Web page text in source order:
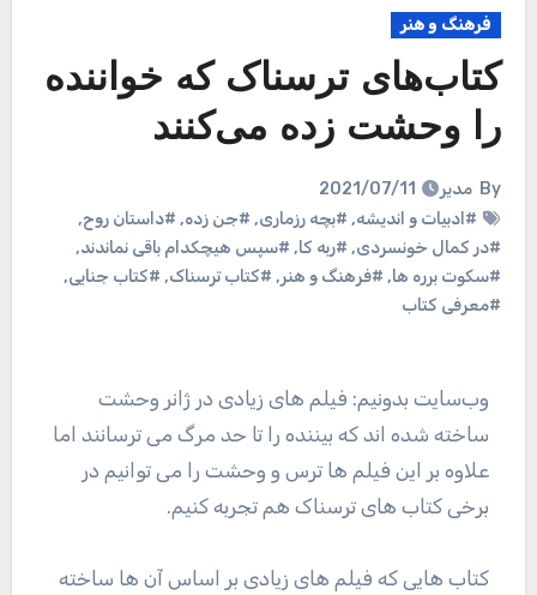
فرهنگ و هنر
کتاب‌های ترسناک که خواننده
را وحشت زده می‌کنند
By مدیر
2021/07/11
#ادبیات و اندیشه, #بچه رزماری, #جن زده, #داستان روح,
#در کمال خونسردی, #ربه کا, #سپس هیچکدام باقی نماندند,
#سکوت برره ها, #فرهنگ و هنر, #کتاب ترسناک, #کتاب جنایی,
#معرفی کتاب
وب‌سایت بدونیم: فیلم های زیادی در ژانر وحشت
ساخته شده اند که بیننده را تا حد مرگ می ترسانند اما
علاوه بر این فیلم ها ترس و وحشت را می توانیم در
برخی کتاب های ترسناک هم تجربه کنیم.
کتاب هایی که فیلم های زیادی بر اساس آن ها ساخته